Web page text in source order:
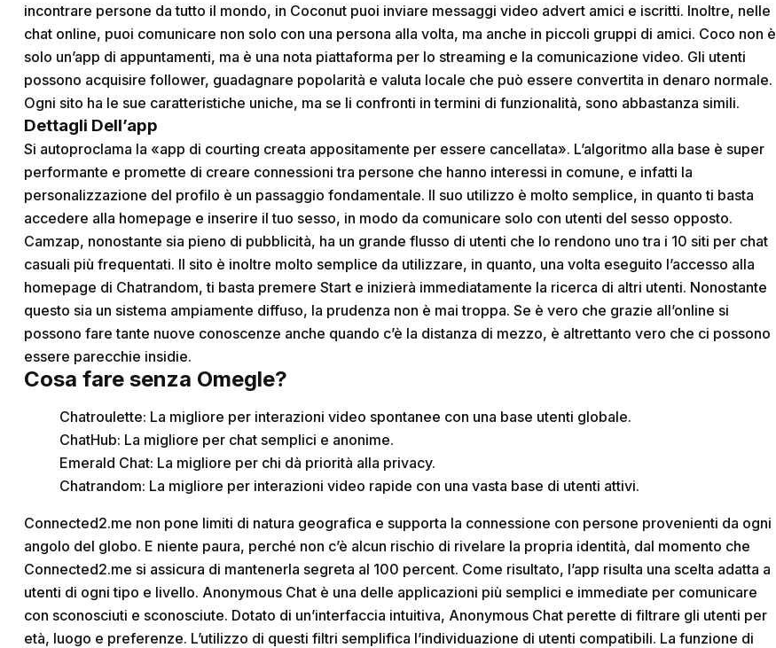
incontrare persone da tutto il mondo, in Coconut puoi inviare messaggi video advert amici e iscritti. Inoltre, nelle
chat online, puoi comunicare non solo con una persona alla volta, ma anche in piccoli gruppi di amici. Coco non è
solo un’app di appuntamenti, ma è una nota piattaforma per lo streaming e la comunicazione video. Gli utenti
possono acquisire follower, guadagnare popolarità e valuta locale che può essere convertita in denaro normale.
Ogni sito ha le sue caratteristiche uniche, ma se li confronti in termini di funzionalità, sono abbastanza simili.
Dettagli Dell’app
Si autoproclama la «app di courting creata appositamente per essere cancellata». L’algoritmo alla base è super
performante e promette di creare connessioni tra persone che hanno interessi in comune, e infatti la
personalizzazione del profilo è un passaggio fondamentale. Il suo utilizzo è molto semplice, in quanto ti basta
accedere alla homepage e inserire il tuo sesso, in modo da comunicare solo con utenti del sesso opposto.
Camzap, nonostante sia pieno di pubblicità, ha un grande flusso di utenti che lo rendono uno tra i 10 siti per chat
casuali più frequentati. Il sito è inoltre molto semplice da utilizzare, in quanto, una volta eseguito l’accesso alla
homepage di Chatrandom, ti basta premere Start e inizierà immediatamente la ricerca di altri utenti. Nonostante
questo sia un sistema ampiamente diffuso, la prudenza non è mai troppa. Se è vero che grazie all’online si
possono fare tante nuove conoscenze anche quando c’è la distanza di mezzo, è altrettanto vero che ci possono
essere parecchie insidie.
Cosa fare senza Omegle?
Chatroulette: La migliore per interazioni video spontanee con una base utenti globale.
ChatHub: La migliore per chat semplici e anonime.
Emerald Chat: La migliore per chi dà priorità alla privacy.
Chatrandom: La migliore per interazioni video rapide con una vasta base di utenti attivi.
Connected2.me non pone limiti di natura geografica e supporta la connessione con persone provenienti da ogni
angolo del globo. E niente paura, perché non c’è alcun rischio di rivelare la propria identità, dal momento che
Connected2.me si assicura di mantenerla segreta al 100 percent. Come risultato, l’app risulta una scelta adatta a
utenti di ogni tipo e livello. Anonymous Chat è una delle applicazioni più semplici e immediate per comunicare
con sconosciuti e sconosciute. Dotato di un’interfaccia intuitiva, Anonymous Chat perette di filtrare gli utenti per
età, luogo e preferenze. L’utilizzo di questi filtri semplifica l’individuazione di utenti compatibili. La funzione di